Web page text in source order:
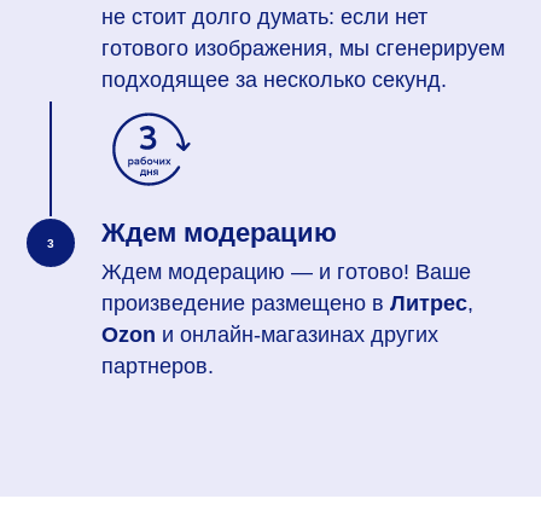
не стоит долго думать: если нет
готового изображения, мы сгенерируем
подходящее за несколько секунд.
Ждем модерацию
Ждем модерацию — и готово! Ваше
произведение размещено в Литрес,
Ozon и онлайн-магазинах других
партнеров.